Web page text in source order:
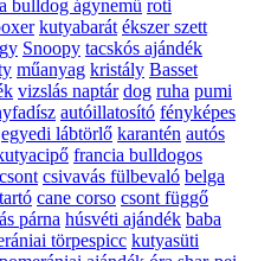
bulldog ágynemű roti
kutyabarát ékszer szett
Snoopy tacskós ajándék
műanyag kristály Basset
vizslás naptár dog ruha pumi
autóillatosító fényképes
egyedi lábtörlő karantén autós
francia bulldogos
csont csivavás fülbevaló belga
cane corso csont függő
párna húsvéti ajándék baba
törpespicc kutyasüti